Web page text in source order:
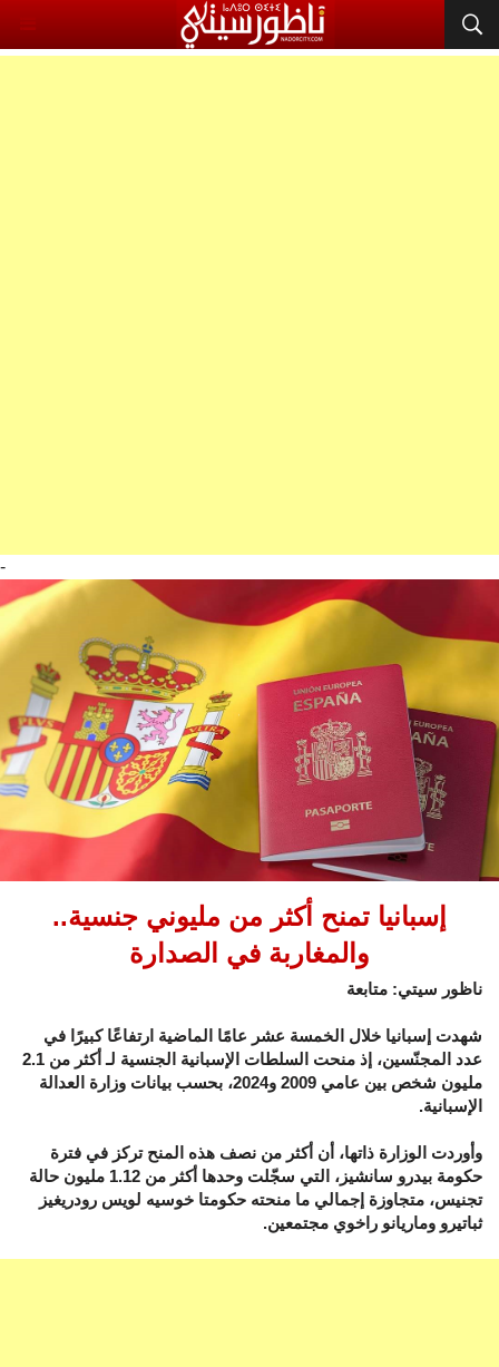
-
إسبانيا تمنح أكثر من مليوني جنسية..
والمغاربة في الصدارة
ناظور سيتي: متابعة
شهدت إسبانيا خلال الخمسة عشر عامًا الماضية ارتفاعًا كبيرًا في
عدد المجنّسين، إذ منحت السلطات الإسبانية الجنسية لـ أكثر من 2.1
مليون شخص بين عامي 2009 و2024، بحسب بيانات وزارة العدالة
الإسبانية.
وأوردت الوزارة ذاتها، أن أكثر من نصف هذه المنح تركز في فترة
حكومة بيدرو سانشيز، التي سجّلت وحدها أكثر من 1.12 مليون حالة
تجنيس، متجاوزة إجمالي ما منحته حكومتا خوسيه لويس رودريغيز
ثباتيرو وماريانو راخوي مجتمعين.